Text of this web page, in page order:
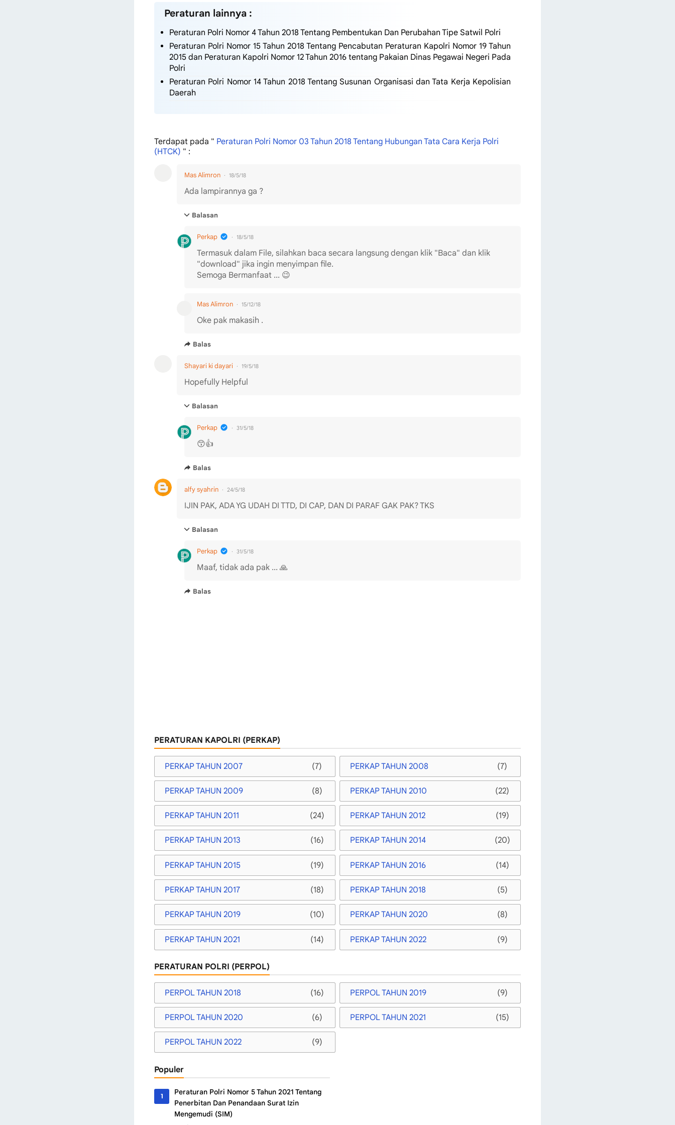
Peraturan lainnya :
Peraturan Polri Nomor 4 Tahun 2018 Tentang Pembentukan Dan Perubahan Tipe Satwil Polri
Peraturan Polri Nomor 15 Tahun 2018 Tentang Pencabutan Peraturan Kapolri Nomor 19 Tahun
2015 dan Peraturan Kapolri Nomor 12 Tahun 2016 tentang Pakaian Dinas Pegawai Negeri Pada
Polri
Peraturan Polri Nomor 14 Tahun 2018 Tentang Susunan Organisasi dan Tata Kerja Kepolisian
Daerah
Terdapat pada " Peraturan Polri Nomor 03 Tahun 2018 Tentang Hubungan Tata Cara Kerja Polri
(HTCK) " :
Mas Alimron 18/5/18
Ada lampirannya ga ?
Balasan
Perkap 18/5/18
Termasuk dalam File, silahkan baca secara langsung dengan klik "Baca" dan klik
"download" jika ingin menyimpan file.
Semoga Bermanfaat ... 😉
Mas Alimron 15/12/18
Oke pak makasih .
Balas
Shayari ki dayari 19/5/18
Hopefully Helpful
Balasan
Perkap 31/5/18
😙👍
Balas
alfy syahrin 24/5/18
IJIN PAK, ADA YG UDAH DI TTD, DI CAP, DAN DI PARAF GAK PAK? TKS
Balasan
Perkap 31/5/18
Maaf, tidak ada pak ... 🙏
Balas
PERATURAN KAPOLRI (PERKAP)
PERKAP TAHUN 2007 (7) PERKAP TAHUN 2008 (7)
PERKAP TAHUN 2009 (8) PERKAP TAHUN 2010 (22)
PERKAP TAHUN 2011 (24) PERKAP TAHUN 2012 (19)
PERKAP TAHUN 2013 (16) PERKAP TAHUN 2014 (20)
PERKAP TAHUN 2015 (19) PERKAP TAHUN 2016 (14)
PERKAP TAHUN 2017 (18) PERKAP TAHUN 2018 (5)
PERKAP TAHUN 2019 (10) PERKAP TAHUN 2020 (8)
PERKAP TAHUN 2021 (14) PERKAP TAHUN 2022 (9)
PERATURAN POLRI (PERPOL)
PERPOL TAHUN 2018 (16) PERPOL TAHUN 2019 (9)
PERPOL TAHUN 2020 (6) PERPOL TAHUN 2021 (15)
PERPOL TAHUN 2022 (9)
Populer
Peraturan Polri Nomor 5 Tahun 2021 Tentang
Penerbitan Dan Penandaan Surat Izin
Mengemudi (SIM)